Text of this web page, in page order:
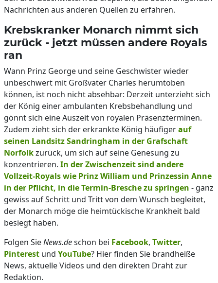
Nachrichten aus anderen Quellen zu erfahren.
Krebskranker Monarch nimmt sich
zurück - jetzt müssen andere Royals
ran
Wann Prinz George und seine Geschwister wieder
unbeschwert mit Großvater Charles herumtoben
können, ist noch nicht absehbar: Derzeit unterzieht sich
der König einer ambulanten Krebsbehandlung und
gönnt sich eine Auszeit von royalen Präsenzterminen.
Zudem zieht sich der erkrankte König häufigerauf
seinen Landsitz Sandringham in der Grafschaft
Norfolkzurück, um sich auf seine Genesung zu
konzentrieren. In der Zwischenzeit sind andere
Vollzeit-Royals wie Prinz William und Prinzessin Anne
in der Pflicht, in die Termin-Bresche zu springen - ganz
gewiss auf Schritt und Tritt von dem Wunsch begleitet,
der Monarch möge die heimtückische Krankheit bald
besiegt haben.
Folgen SieNews.deschon bei Facebook, Twitter,
Pinterest und YouTube? Hier finden Sie brandheiße
News, aktuelle Videos und den direkten Draht zur
Redaktion.